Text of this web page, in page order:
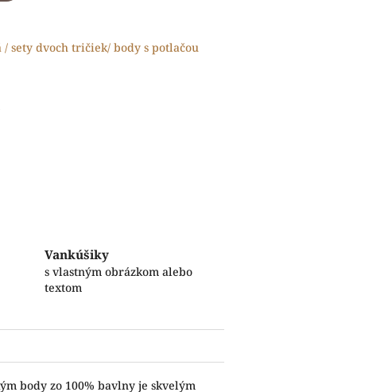
sety dvoch tričiek/ body s potlačou
Vankúšiky
s vlastným obrázkom alebo
textom
body zo 100% bavlny je skvelým